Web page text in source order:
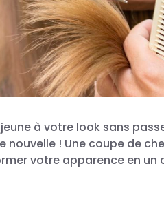
à votre look sans
nouvelle ! Une coupe de
votre apparence en un